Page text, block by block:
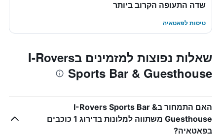
שדה התעופה הקרוב ביותר
טיסות לפאטאיה
שאלות נפוצות למזמינים בI-Rovers
Sports Bar & Guesthouse
האם התמחור בI-Rovers Sports Bar &
Guesthouse משתווה למלונות בדירוג 1 כוכבים
בפאטאיה?